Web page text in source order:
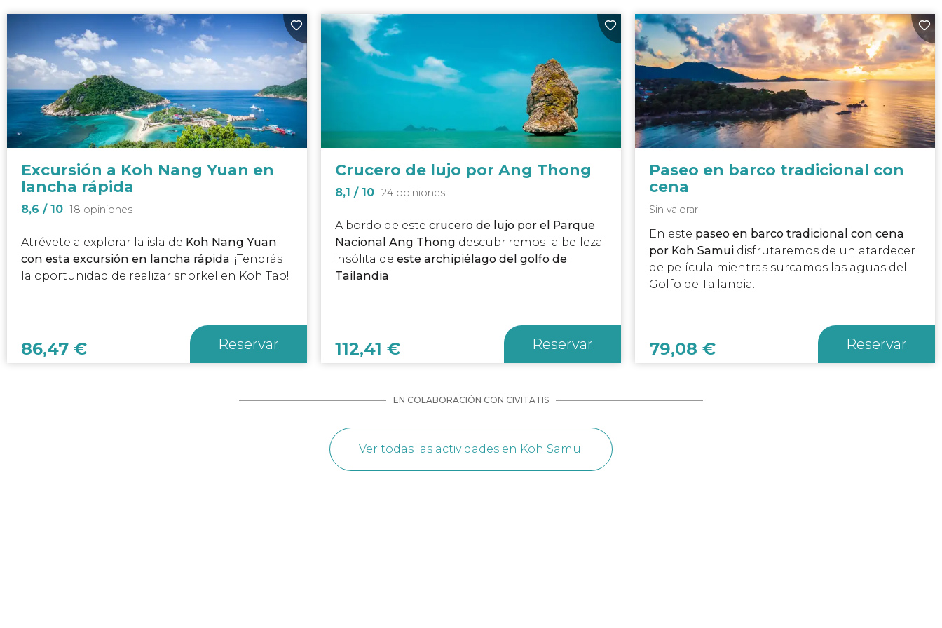
Excursión a Koh Nang Yuan en
lancha rápida
8,6/ 10 18 opiniones
Atrévete a explorar la isla de Koh Nang Yuan
con esta excursión en lancha rápida. ¡Tendrás
la oportunidad de realizar snorkel en Koh Tao!
86,47€ Reservar
Crucero de lujo por Ang Thong
8,1 / 10 24 opiniones
A bordo de este crucero de lujo por el Parque
Nacional Ang Thong descubriremos la belleza
insólita de este archipiélago del golfo de
Tailandia.
112,41 € Reservar
Paseo en barco tradicional con
cena
Sin valorar
En este paseo en barco tradicional con cena
por Koh Samui disfrutaremos de un atardecer
de película mientras surcamos las aguas del
Golfo de Tailandia.
79,08 € Reservar
EN COLABORACIÓN CON CIVITATIS
Ver todas las actividades en Koh Samui